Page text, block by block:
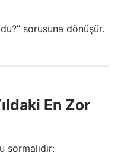
sorusuna dönüşür.
En Zor
sormalıdır: